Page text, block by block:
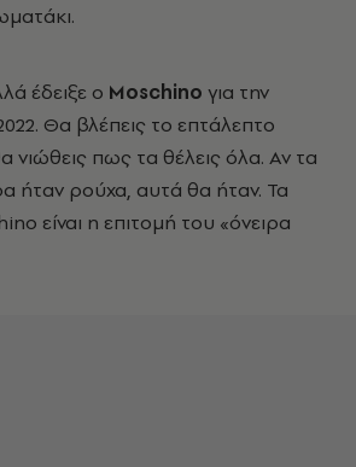
έδειξε ο Moschino για την
Θα βλέπεις το επτάλεπτο
νιώθεις πως τα θέλεις όλα. Αν τα
ήταν ρούχα, αυτά θα ήταν. Τα
είναι η επιτομή του «όνειρα